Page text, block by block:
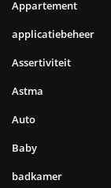
Appartement
applicatiebeheer
Assertiviteit
Astma
Auto
Baby
badkamer